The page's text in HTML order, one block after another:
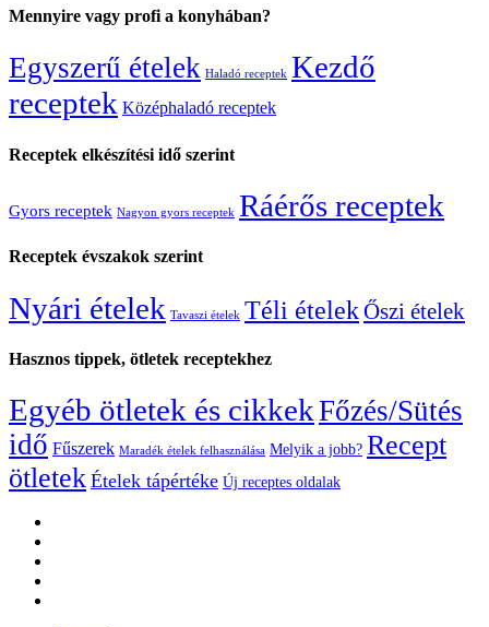
Mennyire vagy profi a konyhában?
Egyszerű ételek Haladó receptek Kezdő
receptek Középhaladó receptek
Receptek elkészítési idő szerint
Gyors receptek Nagyon gyors receptek Ráérős receptek
Receptek évszakok szerint
Nyári ételek Tavaszi ételek Téli ételekŐszi ételek
Hasznos tippek, ötletek receptekhez
Egyéb ötletek és cikkekFőzés/Sütés
idő Fűszerek Maradék ételek felhasználása Melyik a jobb? Recept
ötletek Ételek tápértéke Új receptes oldalak